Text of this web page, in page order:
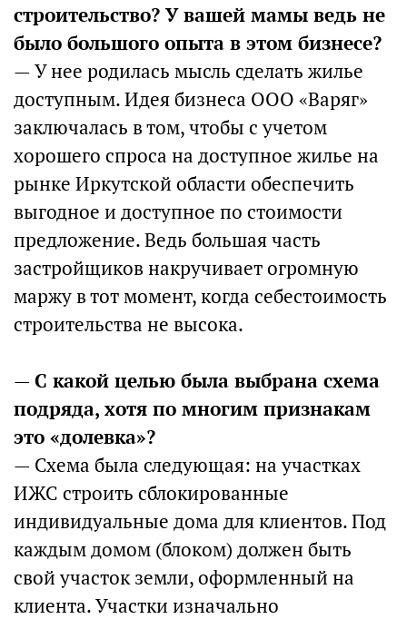
строительство? У вашей мамы ведь не
было большого опыта в этом бизнесе?
— У нее родилась мысль сделать жилье
доступным. Идея бизнеса ООО «Варяг»
заключалась в том, чтобы с учетом
хорошего спроса на доступное жилье на
рынке Иркутской области обеспечить
выгодное и доступное по стоимости
предложение. Ведь большая часть
застройщиков накручивает огромную
маржу в тот момент, когда себестоимость
строительства не высока.
—С какой целью была выбрана схема
подряда, хотя по многим признакам
это «долевка»?
— Схема была следующая: на участках
ИЖС строить сблокированные
индивидуальные дома для клиентов. Под
каждым домом (блоком) должен быть
свой участок земли, оформленный на
клиента. Участки изначально